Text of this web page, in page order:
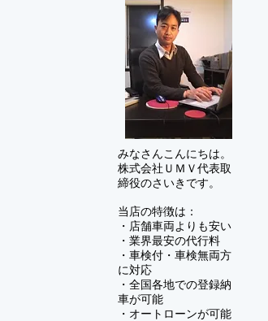
みなさんこんにちは。
株式会社ＵＭＶ 代表取
締役のさいきです。
当店の特徴は：
・店舗車両よりも安い
・業界最安の代行料
・車検付・車検無両方
に対応
・全国各地での登録納
車が可能
・オートローンが可能